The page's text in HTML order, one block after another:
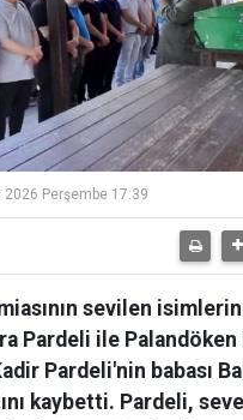
Perşembe 17:39
sevilen
Pardeli ile Palandöken
Pardeli'nin babası
kaybetti. Pardeli,